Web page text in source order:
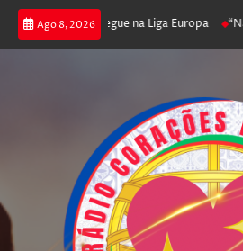
Ago 8, 2026
poker e prossegue na Liga Europa “Não